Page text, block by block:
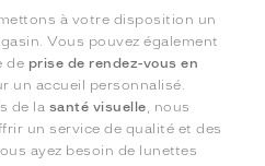
à votre disposition un
Vous pouvez également
de prise de rendez-vous en
un accueil personnalisé.
de la santé visuelle, nous
un service de qualité et des
ayez besoin de lunettes